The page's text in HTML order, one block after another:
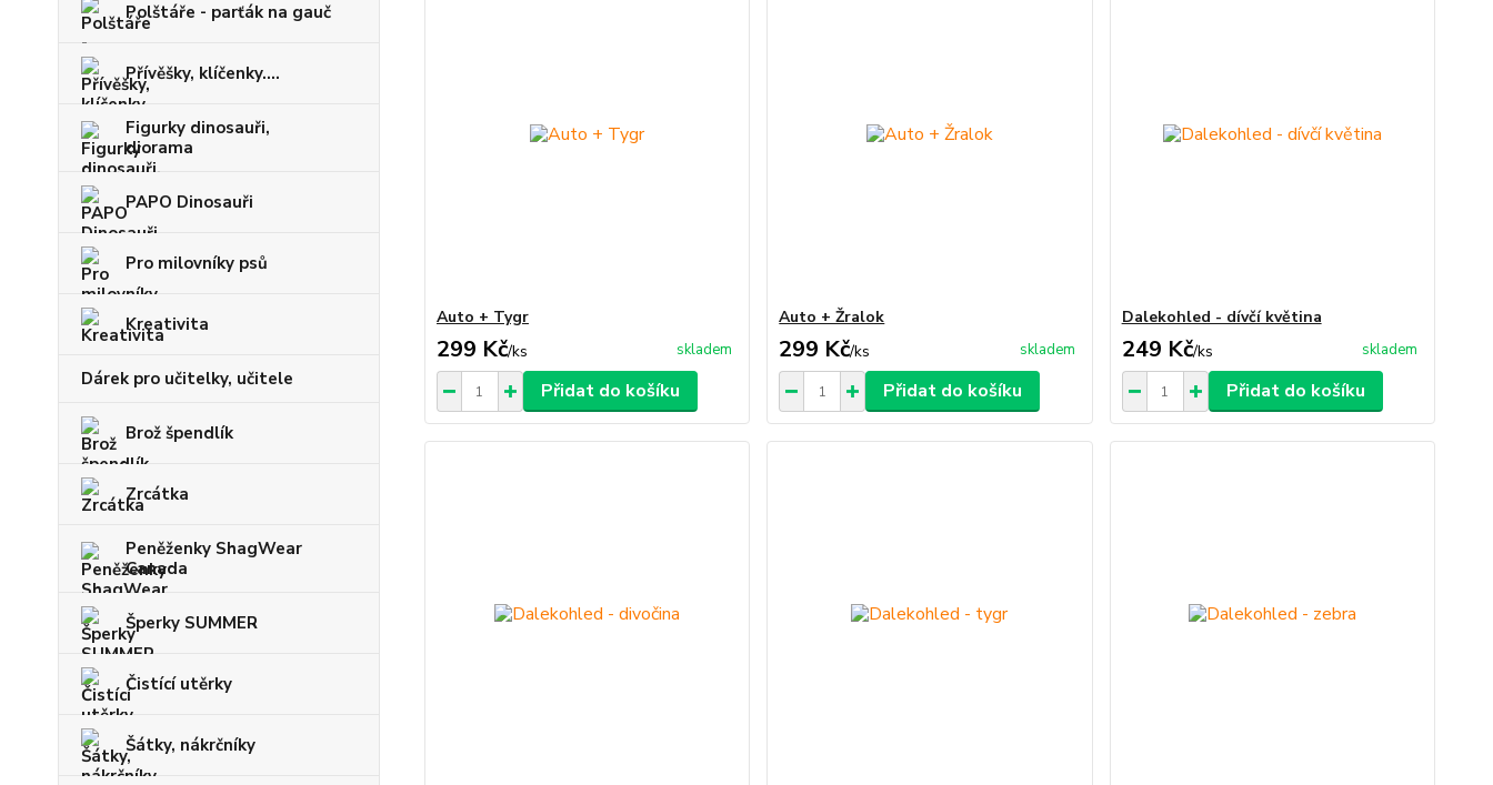
Polštáře - parťák na gauč
Přívěšky, klíčenky....
Figurky dinosauři,
diorama
PAPO Dinosauři
Pro milovníky psů
Kreativita
Dárek pro učitelky, učitele
Brož špendlík
Zrcátka
Peněženky ShagWear
Canada
Šperky SUMMER
Čistící utěrky
Šátky, nákrčníky
Auto + Tygr
299 Kč/ks skladem
Přidat do košíku
Auto + Žralok
299 Kč/ks skladem
Přidat do košíku
Dalekohled - dívčí květina
249 Kč/ks skladem
Přidat do košíku